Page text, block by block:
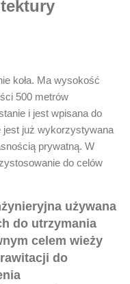
koła. Ma wysokość
500 metrów
i jest wpisana do
jest już wykorzystywana
prywatną. W
do celów
używana
do utrzymania
celem wieży
do